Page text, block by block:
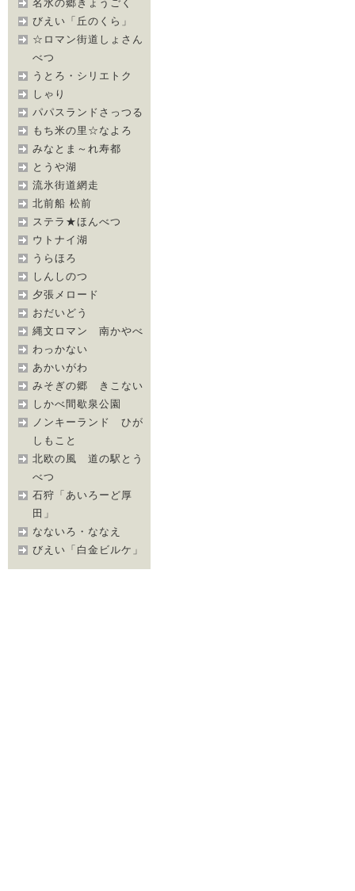
名水の郷きょうごく
びえい「丘のくら」
☆ロマン街道しょさん
べつ
うとろ・シリエトク
しゃり
パパスランドさっつる
もち米の里☆なよろ
みなとま～れ寿都
とうや湖
流氷街道網走
北前船 松前
ステラ★ほんべつ
ウトナイ湖
うらほろ
しんしのつ
夕張メロード
おだいどう
縄文ロマン 南かやべ
わっかない
あかいがわ
みそぎの郷 きこない
しかべ間歇泉公園
ノンキーランド ひが
しもこと
北欧の風 道の駅とう
べつ
石狩「あいろーど厚
田」
なないろ・ななえ
びえい「白金ビルケ」